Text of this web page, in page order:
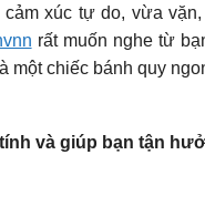
xúc tự do, vừa
rất muốn nghe từ
một chiếc bánh quy
và giúp bạn tận